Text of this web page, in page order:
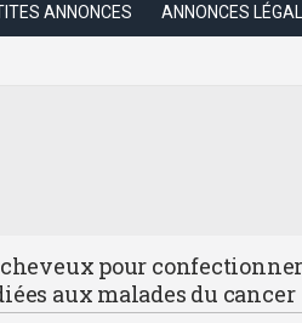
ANNONCES ANNONCES
pour confectionner
aux malades du cancer